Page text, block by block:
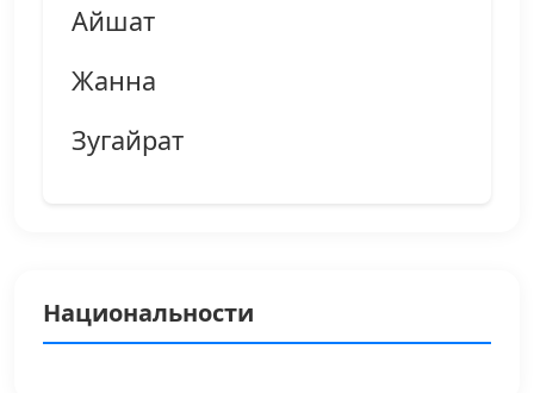
Айшат
Жанна
Зугайрат
Национальности